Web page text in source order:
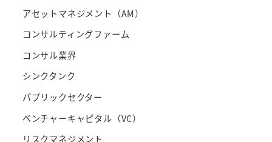
アセットマネジメント（AM）
コンサルティングファーム
コンサル業界
シンクタンク
パブリックセクター
ベンチャーキャピタル（VC）
リスクマネジメント